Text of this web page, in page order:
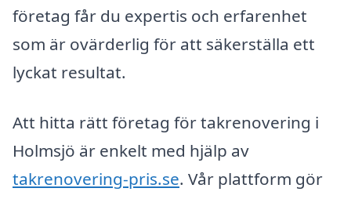
företag får du expertis och erfarenhet
som är ovärderlig för att säkerställa ett
lyckat resultat.
Att hitta rätt företag för takrenovering i
Holmsjö är enkelt med hjälp av
takrenovering-pris.se. Vår plattform gör